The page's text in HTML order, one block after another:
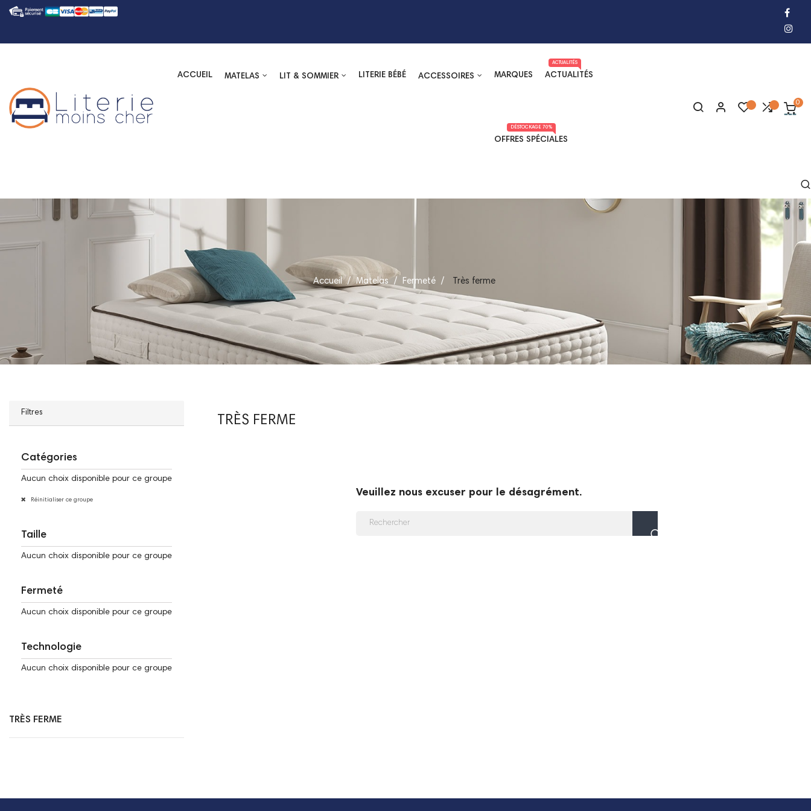
ACCUEIL MATELAS LIT & SOMMIER LITERIE BÉBÉ ACCESSOIRES MARQUES ACTUALITÉS
ACTUALITÉS
OFFRES SPÉCIALES
DÉSTOCKAGE 70%
0
Accueil Matelas Fermeté Très ferme
Filtres
Catégories
Aucun choix disponible pour ce groupe
Réinitialiser ce groupe
Taille
Aucun choix disponible pour ce groupe
Fermeté
Aucun choix disponible pour ce groupe
Technologie
Aucun choix disponible pour ce groupe
TRÈS FERME
TRÈS FERME
Veuillez nous excuser pour le désagrément.